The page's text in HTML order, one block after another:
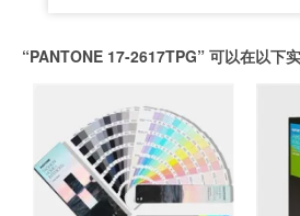
“PANTONE 17-2617TPG” 可以在以下